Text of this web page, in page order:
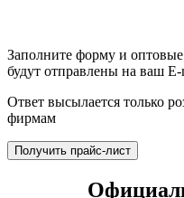
Заполните форму и
будут отправлены на ваш E-
Ответ высылается только
фирмам
Получить прайс-лист